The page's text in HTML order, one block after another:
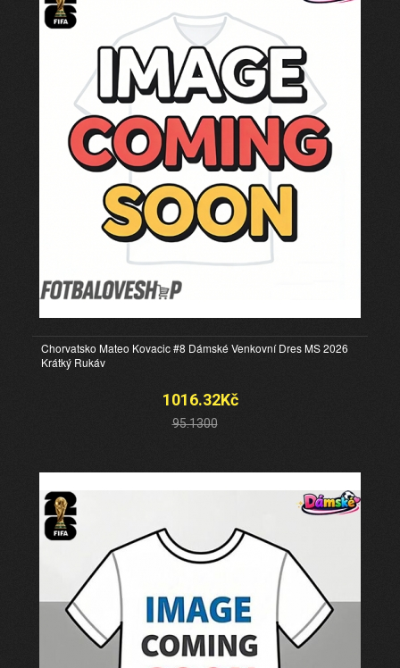
Chorvatsko Mateo Kovacic #8 Dámské Venkovní Dres MS 2026
Krátký Rukáv
1016.32Kč
95.1300